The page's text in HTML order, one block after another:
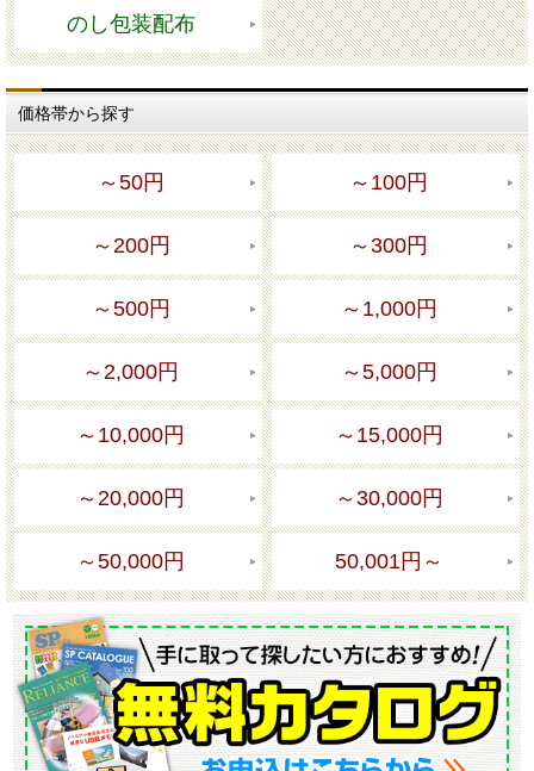
のし包装配布
価格帯から探す
～50円 ～100円
～200円 ～300円
～500円 ～1,000円
～2,000円 ～5,000円
～10,000円 ～15,000円
～20,000円 ～30,000円
～50,000円 50,001円～